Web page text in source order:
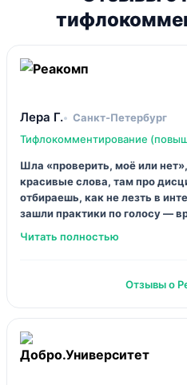
Fashion Factory School
Байер: управление
Перейти к курсу